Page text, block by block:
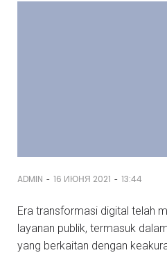
ADMIN - 16 ИЮНЯ 2021 - 13:44
Era transformasi digital telah
layanan publik, termasuk
yang berkaitan dengan